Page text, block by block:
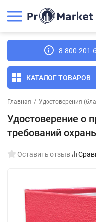
8-800-201-
КАТАЛОГ ТОВАРОВ
Главная / Удостоверения
Удостоверение о
требований
Оставить отзыв